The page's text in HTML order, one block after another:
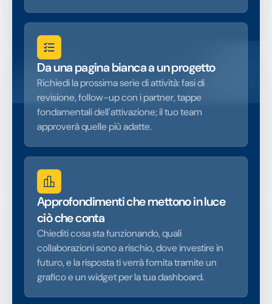
Da una pagina bianca a un progetto
Richiedi la prossima serie di attività: fasi di
revisione, follow-up con i partner, tappe
fondamentali dell'attivazione; il tuo team
approverà quelle più adatte.
Approfondimenti che mettono in luce
ciò che conta
Chiediti cosa sta funzionando, quali
collaborazioni sono a rischio, dove investire in
futuro, e la risposta ti verrà fornita tramite un
grafico e un widget per la tua dashboard.